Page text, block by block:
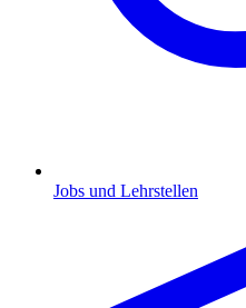
Jobs und Lehrstellen